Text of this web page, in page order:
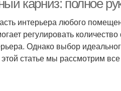
Карниз в соответствии
карниз: полное
интерьера любого
регулировать
Однако выбор
статье мы рассмотрим